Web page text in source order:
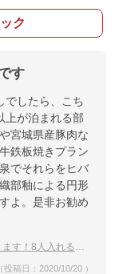
ク
す
でしたら、こち
上が泊まれる部
宮城県産豚肉な
鉄板焼きプラン
でそれらをヒバ
部釉による円形
よ。是非お勧め
屋がある宿はありますか？
稿日：2020/10/20 ）